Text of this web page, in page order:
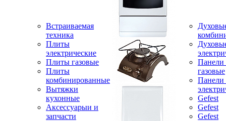
Встраиваемая
техника
Плиты
электрические
Плиты газовые
Плиты
комбинированные
Вытяжки
кухонные
Аксессуарыи и
запчасти
Панели
газовые
Панели
Gefest
Gefest
Gefest